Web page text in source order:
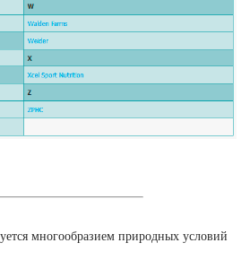
многообразием природных условий